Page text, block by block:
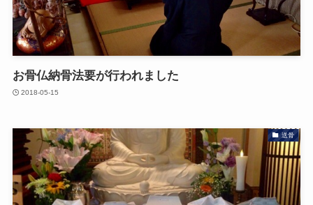
お骨仏納骨法要が行われました
2018-05-15
送骨